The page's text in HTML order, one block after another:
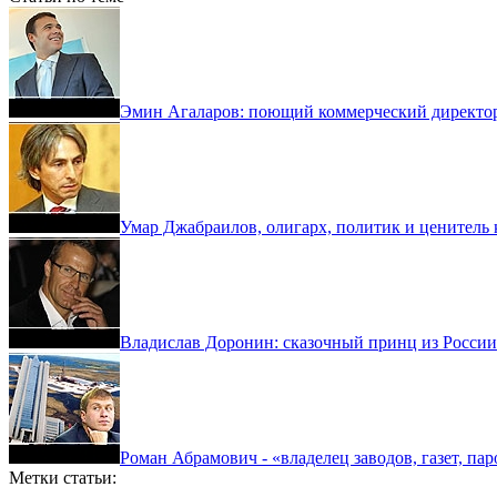
Эмин Агаларов: поющий коммерческий
Умар Джабраилов, олигарх, политик и ценитель
Владислав Доронин: сказочный принц из России
Роман Абрамович - «владелец заводов, газет,
Метки статьи: